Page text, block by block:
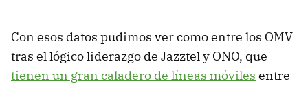
Con esos datos pudimos ver como entre los OMV
tras el lógico liderazgo de Jazztel y ONO, que
tienen un gran caladero de líneas móviles entre